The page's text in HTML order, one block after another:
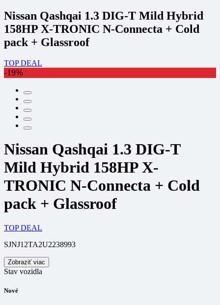
Nissan Qashqai 1.3 DIG-T Mild Hybrid
158HP X-TRONIC N-Connecta + Cold
pack + Glassroof
TOP DEAL
-19%
Nissan Qashqai 1.3 DIG-T
Mild Hybrid 158HP X-
TRONIC N-Connecta + Cold
pack + Glassroof
TOP DEAL
SJNJ12TA2U2238993
Zobraziť viac
Stav vozidla
Nové